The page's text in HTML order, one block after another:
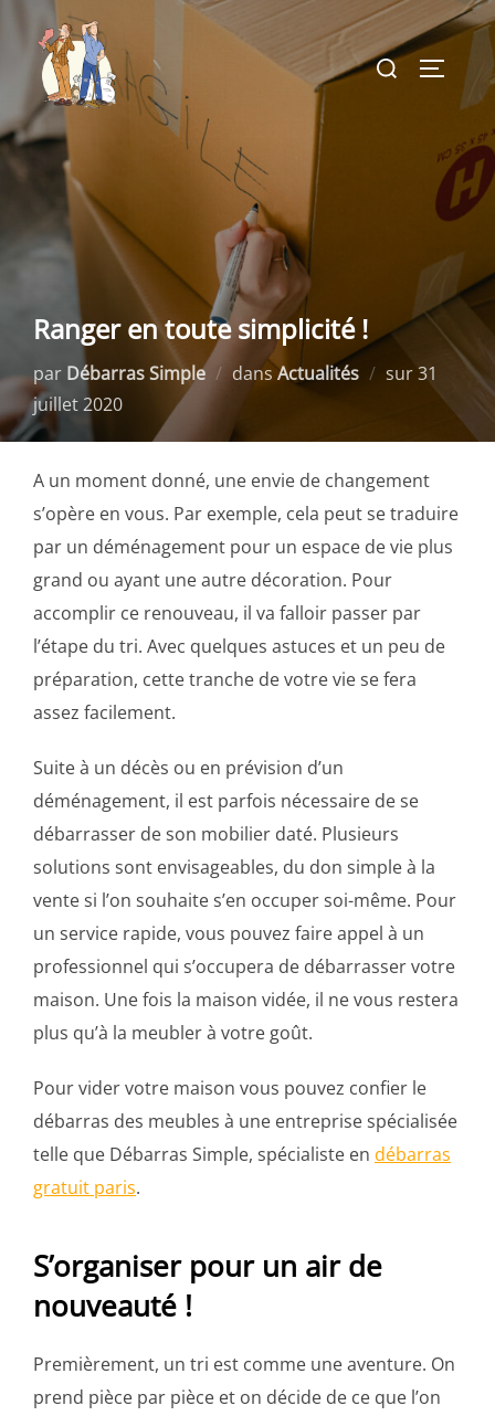
contenu
Rechercher :
Ranger en toute simplicité !
par Débarras Simple dansActualités surPublié
31
juillet 2020
A un moment donné, une envie de changement
s’opère en vous. Par exemple, cela peut se traduire
par un déménagement pour un espace de vie plus
grand ou ayant une autre décoration. Pour
accomplir ce renouveau, il va falloir passer par
l’étape du tri. Avec quelques astuces et un peu de
préparation, cette tranche de votre vie se fera
assez facilement.
Suite à un décès ou en prévision d’un
déménagement, il est parfois nécessaire de se
débarrasser de son mobilier daté. Plusieurs
solutions sont envisageables, du don simple à la
vente si l’on souhaite s’en occuper soi-même. Pour
un service rapide, vous pouvez faire appel à un
professionnel qui s’occupera de débarrasser votre
maison. Une fois la maison vidée, il ne vous restera
plus qu’à la meubler à votre goût.
Pour vider votre maison vous pouvez confier le
débarras des meubles à une entreprise spécialisée
telle que Débarras Simple, spécialiste en débarras
gratuit paris.
S’organiser pour un air de
nouveauté !
Premièrement, un tri est comme une aventure. On
prend pièce par pièce et on décide de ce que l’on